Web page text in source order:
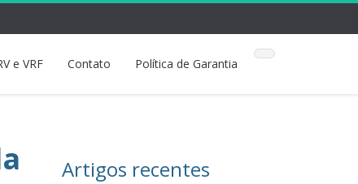
e VRF Contato Política de Garantia
Artigos recentes